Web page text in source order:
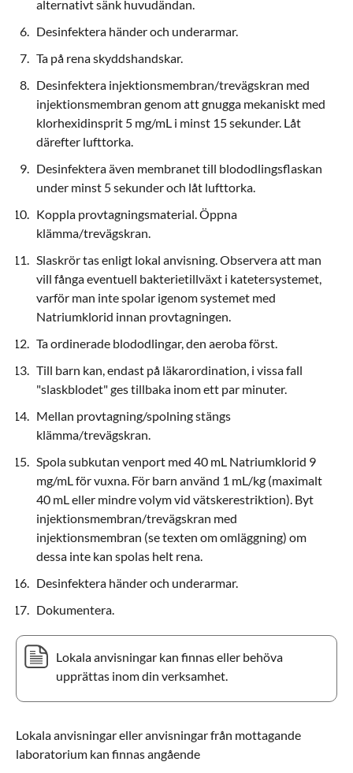
alternativt sänk huvudändan.
Desinfektera händer och underarmar.
Ta på rena skyddshandskar.
Desinfektera injektionsmembran/trevägskran med
injektionsmembran genom att gnugga mekaniskt med
klorhexidinsprit 5 mg/mL i minst 15 sekunder. Låt
därefter lufttorka.
Desinfektera även membranet till blododlingsflaskan
under minst 5 sekunder och låt lufttorka.
Koppla provtagningsmaterial. Öppna
klämma/trevägskran.
Slaskrör tas enligt lokal anvisning. Observera att man
vill fånga eventuell bakterietillväxt i katetersystemet,
varför man inte spolar igenom systemet med
Natriumklorid innan provtagningen.
Ta ordinerade blododlingar, den aeroba först.
Till barn kan, endast på läkarordination, i vissa fall
"slaskblodet" ges tillbaka inom ett par minuter.
Mellan provtagning/spolning stängs
klämma/trevägskran.
Spola subkutan venport med 40 mL Natriumklorid 9
mg/mL för vuxna. För barn använd 1 mL/kg (maximalt
40 mL eller mindre volym vid vätskerestriktion). Byt
injektionsmembran/trevägskran med
injektionsmembran (se texten om omläggning) om
dessa inte kan spolas helt rena.
Desinfektera händer och underarmar.
Dokumentera.
Lokala anvisningar kan finnas eller behöva
upprättas inom din verksamhet.
Lokala anvisningar eller anvisningar från mottagande
laboratorium kan finnas angående